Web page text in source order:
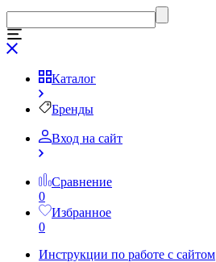
Каталог
Бренды
Вход на сайт
Сравнение
0
Избранное
0
Инструкции по работе с сайтом